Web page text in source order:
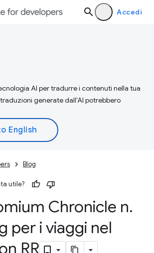
Accedi
AI per tradurre i contenuti nella tua
generate dall'AI potrebbero
Blog
utile?
Chronicle n.
per i viaggi nel
RR